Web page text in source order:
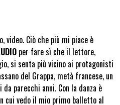
video. Ciò che più mi piace è
per fare sì che il lettore,
si senta più vicino ai protagonisti
del Grappa, metà francese, un
parecchi anni. Con la danza è
cui vedo il mio primo balletto al